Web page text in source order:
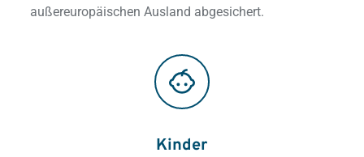
außereuropäischen Ausland abgesichert.
Kinder